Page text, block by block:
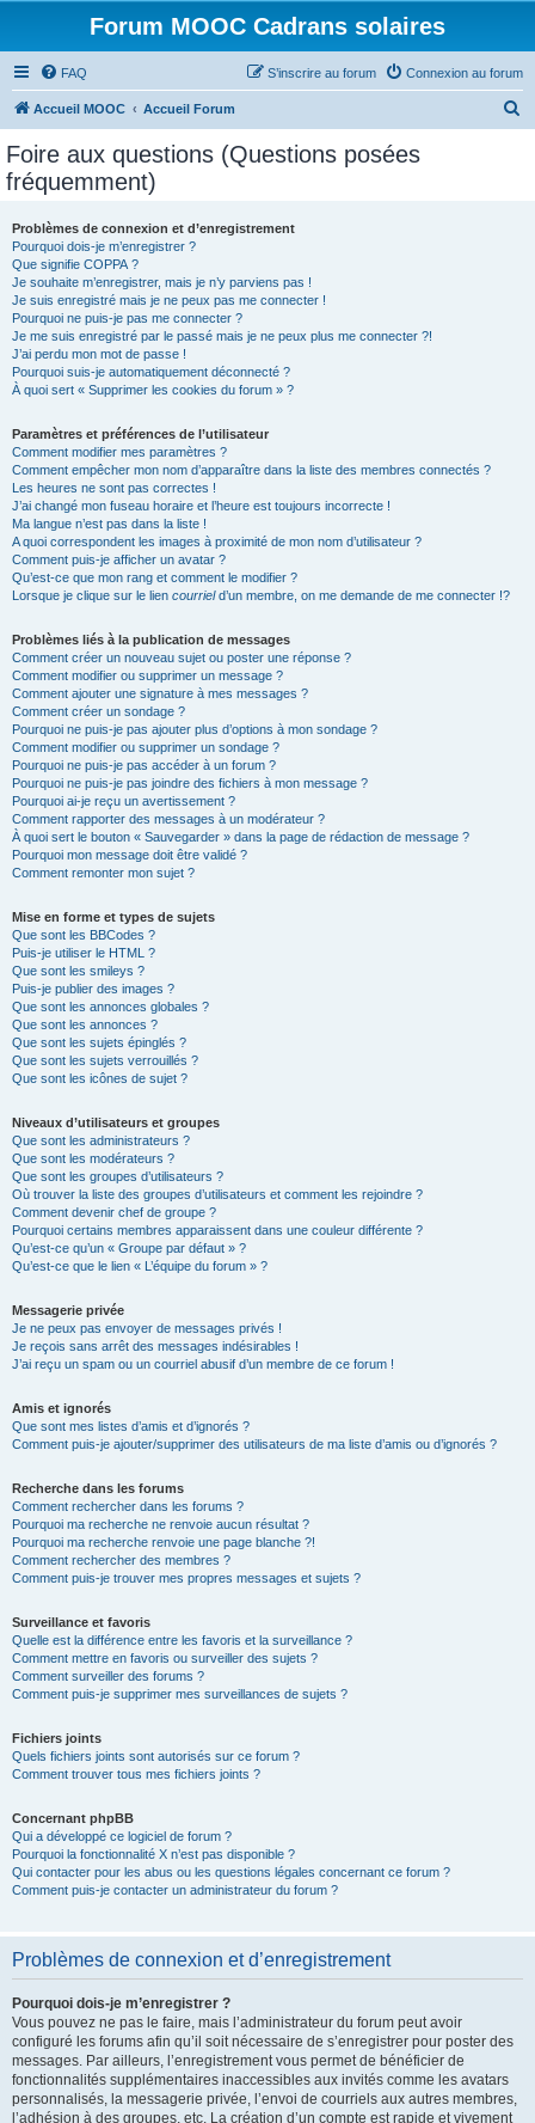
Forum MOOC Cadrans solaires
FAQ Connexion au forum
S’inscrire au forum
Accueil MOOC Accueil Forum
Foire aux questions (Questions posées
fréquemment)
Problèmes de connexion et d’enregistrement
Pourquoi dois-je m’enregistrer ?
Que signifie COPPA ?
Je souhaite m’enregistrer, mais je n’y parviens pas !
Je suis enregistré mais je ne peux pas me connecter !
Pourquoi ne puis-je pas me connecter ?
Je me suis enregistré par le passé mais je ne peux plus me connecter ?!
J’ai perdu mon mot de passe !
Pourquoi suis-je automatiquement déconnecté ?
À quoi sert « Supprimer les cookies du forum » ?
Paramètres et préférences de l’utilisateur
Comment modifier mes paramètres ?
Comment empêcher mon nom d’apparaître dans la liste des membres connectés ?
Les heures ne sont pas correctes !
J’ai changé mon fuseau horaire et l’heure est toujours incorrecte !
Ma langue n’est pas dans la liste !
A quoi correspondent les images à proximité de mon nom d’utilisateur ?
Comment puis-je afficher un avatar ?
Qu’est-ce que mon rang et comment le modifier ?
Lorsque je clique sur le lien courrield’un membre, on me demande de me connecter !?
Problèmes liés à la publication de messages
Comment créer un nouveau sujet ou poster une réponse ?
Comment modifier ou supprimer un message ?
Comment ajouter une signature à mes messages ?
Comment créer un sondage ?
Pourquoi ne puis-je pas ajouter plus d’options à mon sondage ?
Comment modifier ou supprimer un sondage ?
Pourquoi ne puis-je pas accéder à un forum ?
Pourquoi ne puis-je pas joindre des fichiers à mon message ?
Pourquoi ai-je reçu un avertissement ?
Comment rapporter des messages à un modérateur ?
À quoi sert le bouton « Sauvegarder » dans la page de rédaction de message ?
Pourquoi mon message doit être validé ?
Comment remonter mon sujet ?
Mise en forme et types de sujets
Que sont les BBCodes ?
Puis-je utiliser le HTML ?
Que sont les smileys ?
Puis-je publier des images ?
Que sont les annonces globales ?
Que sont les annonces ?
Que sont les sujets épinglés ?
Que sont les sujets verrouillés ?
Que sont les icônes de sujet ?
Niveaux d’utilisateurs et groupes
Que sont les administrateurs ?
Que sont les modérateurs ?
Que sont les groupes d’utilisateurs ?
Où trouver la liste des groupes d’utilisateurs et comment les rejoindre ?
Comment devenir chef de groupe ?
Pourquoi certains membres apparaissent dans une couleur différente ?
Qu’est-ce qu’un « Groupe par défaut » ?
Qu’est-ce que le lien « L’équipe du forum » ?
Messagerie privée
Je ne peux pas envoyer de messages privés !
Je reçois sans arrêt des messages indésirables !
J’ai reçu un spam ou un courriel abusif d’un membre de ce forum !
Amis et ignorés
Que sont mes listes d’amis et d’ignorés ?
Comment puis-je ajouter/supprimer des utilisateurs de ma liste d’amis ou d’ignorés ?
Recherche dans les forums
Comment rechercher dans les forums ?
Pourquoi ma recherche ne renvoie aucun résultat ?
Pourquoi ma recherche renvoie une page blanche ?!
Comment rechercher des membres ?
Comment puis-je trouver mes propres messages et sujets ?
Surveillance et favoris
Quelle est la différence entre les favoris et la surveillance ?
Comment mettre en favoris ou surveiller des sujets ?
Comment surveiller des forums ?
Comment puis-je supprimer mes surveillances de sujets ?
Fichiers joints
Quels fichiers joints sont autorisés sur ce forum ?
Comment trouver tous mes fichiers joints ?
Concernant phpBB
Qui a développé ce logiciel de forum ?
Pourquoi la fonctionnalité X n’est pas disponible ?
Qui contacter pour les abus ou les questions légales concernant ce forum ?
Comment puis-je contacter un administrateur du forum ?
Problèmes de connexion et d’enregistrement
Pourquoi dois-je m’enregistrer ?
Vous pouvez ne pas le faire, mais l’administrateur du forum peut avoir
configuré les forums afin qu’il soit nécessaire de s’enregistrer pour poster des
messages. Par ailleurs, l’enregistrement vous permet de bénéficier de
fonctionnalités supplémentaires inaccessibles aux invités comme les avatars
personnalisés, la messagerie privée, l’envoi de courriels aux autres membres,
l’adhésion à des groupes, etc. La création d’un compte est rapide et vivement